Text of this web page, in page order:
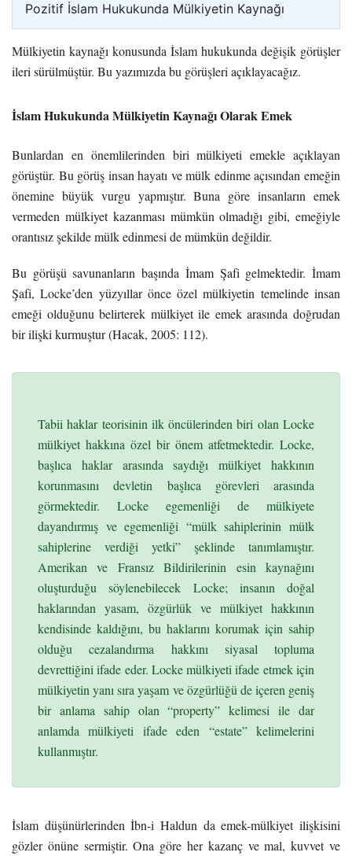
Pozitif İslam Hukukunda Mülkiyetin Kaynağı
Mülkiyetin kaynağı konusunda İslam hukukunda değişik görüşler
ileri sürülmüştür. Bu yazımızda bu görüşleri açıklayacağız.
İslam Hukukunda Mülkiyetin Kaynağı Olarak Emek
Bunlardan en önemlilerinden biri mülkiyeti emekle açıklayan
görüştür. Bu görüş insan hayatı ve mülk edinme açısından emeğin
önemine büyük vurgu yapmıştır. Buna göre insanların emek
vermeden mülkiyet kazanması mümkün olmadığı gibi, emeğiyle
orantısız şekilde mülk edinmesi de mümkün değildir.
Bu görüşü savunanların başında İmam Şafi gelmektedir. İmam
Şafi, Locke’den yüzyıllar önce özel mülkiyetin temelinde insan
emeği olduğunu belirterek mülkiyet ile emek arasında doğrudan
bir ilişki kurmuştur (Hacak, 2005: 112).
Tabii haklar teorisinin ilk öncülerinden biri olan Locke
mülkiyet hakkına özel bir önem atfetmektedir. Locke,
başlıca haklar arasında saydığı mülkiyet hakkının
korunmasını devletin başlıca görevleri arasında
görmektedir. Locke egemenliği de mülkiyete
dayandırmış ve egemenliği “mülk sahiplerinin mülk
sahiplerine verdiği yetki” şeklinde tanımlamıştır.
Amerikan ve Fransız Bildirilerinin esin kaynağını
oluşturduğu söylenebilecek Locke; insanın doğal
haklarından yasam, özgürlük ve mülkiyet hakkının
kendisinde kaldığını, bu haklarını korumak için sahip
olduğu cezalandırma hakkını siyasal topluma
devrettiğini ifade eder. Locke mülkiyeti ifade etmek için
mülkiyetin yanı sıra yaşam ve özgürlüğü de içeren geniş
bir anlama sahip olan “property” kelimesi ile dar
anlamda mülkiyeti ifade eden “estate” kelimelerini
kullanmıştır.
İslam düşünürlerinden İbn-i Haldun da emek-mülkiyet ilişkisini
gözler önüne sermiştir. Ona göre her kazanç ve mal, kuvvet ve